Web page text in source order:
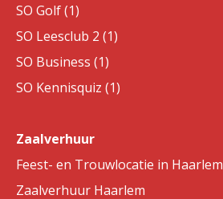
SO Golf (1)
SO Leesclub 2 (1)
SO Business (1)
SO Kennisquiz (1)
Zaalverhuur
Feest- en Trouwlocatie in Haarlem
Zaalverhuur Haarlem